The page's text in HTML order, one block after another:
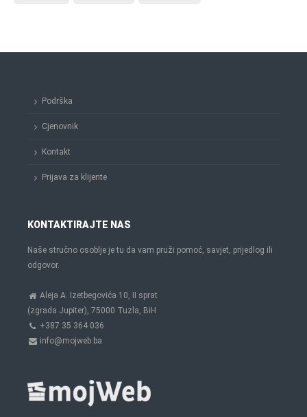
Podrška
Cjenovnik
Kontakt
Prijava za klijente
KONTAKTIRAJTE NAS
Naše stručno osoblje je tu da vam pruži pomoć, savjet, prijedlog ili
odgovor.
Aleja A. Izetbegovića 10, II sprat
(zgrada Jupiter), 75000 Tuzla, BiH
+387 35 364 036
info@mojweb.ba